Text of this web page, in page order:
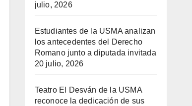
julio, 2026
Estudiantes de la USMA analizan
los antecedentes del Derecho
Romano junto a diputada invitada
20 julio, 2026
Teatro El Desván de la USMA
reconoce la dedicación de sus